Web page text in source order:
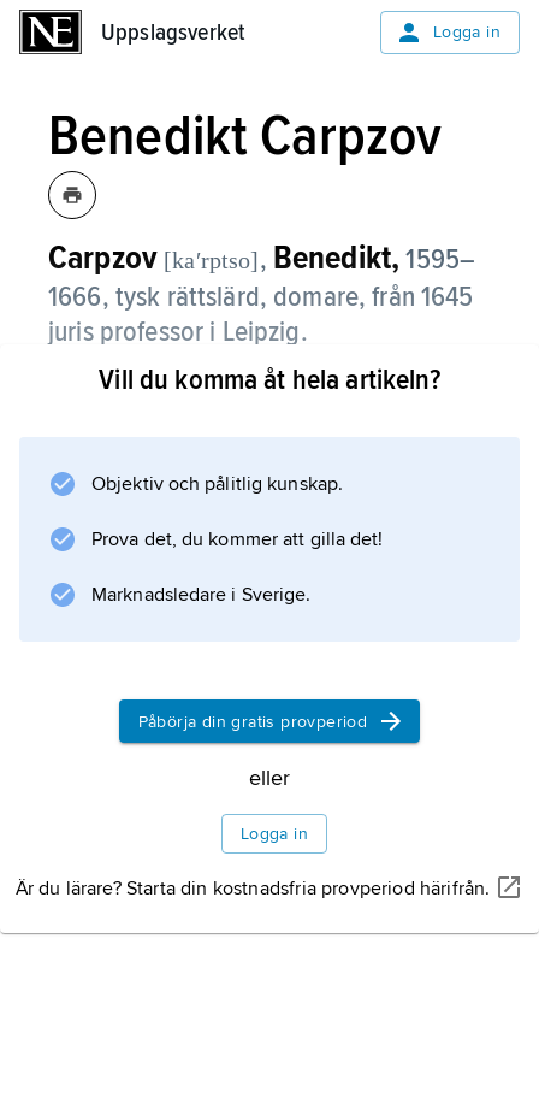
Uppslagsverket Logga in
Benedikt Carpzov
Carpzov [kaʹrptso], Benedikt, 1595–
1666, tysk rättslärd, domare, från 1645
juris professor i Leipzig.
Carpzov gjorde betydande insatser inom
grund. Genom bestraffandet av dem som
försoning med Gud. Han ställde sig också
positiv till dåtidens häxprocesser.
Information om artikeln
Vill du komma åt hela artikeln?
Objektiv och pålitlig kunskap.
Prova det, du kommer att gilla det!
Marknadsledare i Sverige.
Påbörja din gratis provperiod
eller
Logga in
Är du lärare? Starta din kostnadsfria provperiod härifrån.